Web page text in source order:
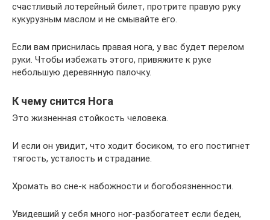
счастливый лотерейный билет, протрите правую руку
кукурузным маслом и не смывайте его.
Если вам приснилась правая нога, у вас будет перелом
руки. Чтобы избежать этого, привяжите к руке
небольшую деревянную палочку.
К чему снится Нога
Это жизненная стойкость человека.
И если он увидит, что ходит босиком, то его постигнет
тягость, усталость и страдание.
Хромать во сне-к набожности и богобоязненности.
Увидевший у себя много ног-разбогатеет если беден,